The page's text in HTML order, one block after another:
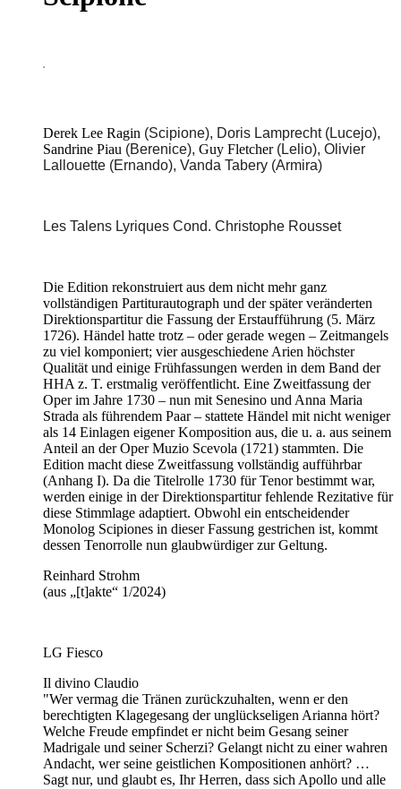
Derek Lee Ragin (Scipione), Doris Lamprecht (Lucejo),
Sandrine Piau (Berenice), Guy Fletcher (Lelio), Olivier
Lallouette (Ernando), Vanda Tabery (Armira)
Les Talens Lyriques Cond. Christophe Rousset
Die Edition rekonstruiert aus dem nicht mehr ganz
vollständigen Partiturautograph und der später veränderten
Direktionspartitur die Fassung der Erstaufführung (5. März
1726). Händel hatte trotz – oder gerade wegen – Zeitmangels
zu viel komponiert; vier ausgeschiedene Arien höchster
Qualität und einige Frühfassungen werden in dem Band der
HHA z. T. erstmalig veröffentlicht. Eine Zweitfassung der
Oper im Jahre 1730 – nun mit Senesino und Anna Maria
Strada als führendem Paar – stattete Händel mit nicht weniger
als 14 Einlagen eigener Komposition aus, die u. a. aus seinem
Anteil an der Oper Muzio Scevola (1721) stammten. Die
Edition macht diese Zweitfassung vollständig aufführbar
(Anhang I). Da die Titelrolle 1730 für Tenor bestimmt war,
werden einige in der Direktionspartitur fehlende Rezitative für
diese Stimmlage adaptiert. Obwohl ein entscheidender
Monolog Scipiones in dieser Fassung gestrichen ist, kommt
dessen Tenorrolle nun glaubwürdiger zur Geltung.
Reinhard Strohm
(aus „[t]akte“ 1/2024)
LG Fiesco
Il divino Claudio
"Wer vermag die Tränen zurückzuhalten, wenn er den
berechtigten Klagegesang der unglückseligen Arianna hört?
Welche Freude empfindet er nicht beim Gesang seiner
Madrigale und seiner Scherzi? Gelangt nicht zu einer wahren
Andacht, wer seine geistlichen Kompositionen anhört? …
Sagt nur, und glaubt es, Ihr Herren, dass sich Apollo und alle